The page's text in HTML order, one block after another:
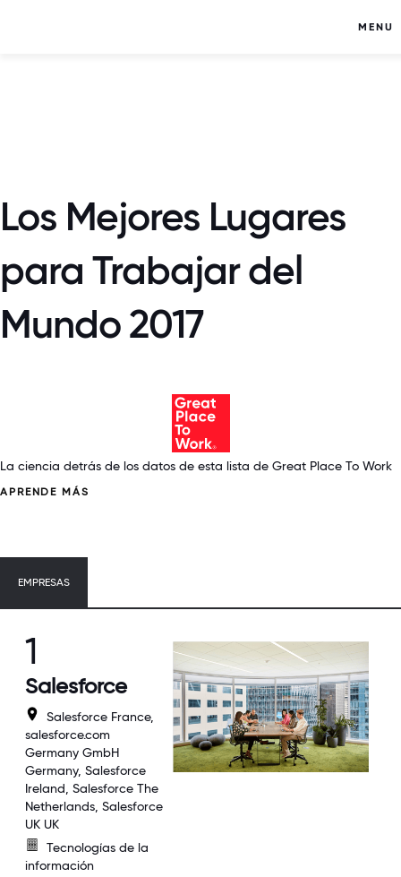
MENU
Los Mejores Lugares
para Trabajar del
Mundo 2017
La ciencia detrás de los datos de esta lista de Great Place To Work
APRENDE MÁS
EMPRESAS
1
Salesforce
Salesforce France,
salesforce.com
Germany GmbH
Germany, Salesforce
Ireland, Salesforce The
Netherlands, Salesforce
UK UK
Tecnologías de la
información